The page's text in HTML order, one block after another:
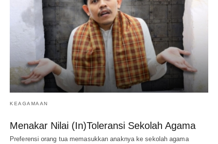
KEAGAMAAN
Menakar Nilai (In)Toleransi Sekolah Agama
Preferensi orang tua memasukkan anaknya ke sekolah agama